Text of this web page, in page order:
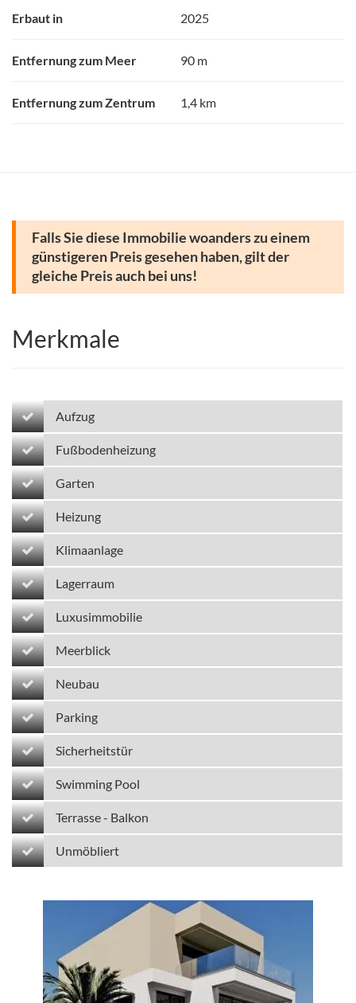
Erbaut in 2025
Entfernung zum Meer 90 m
Entfernung zum Zentrum 1,4 km
Falls Sie diese Immobilie woanders zu einem
günstigeren Preis gesehen haben, gilt der
gleiche Preis auch bei uns!
Merkmale
Aufzug
Fußbodenheizung
Garten
Heizung
Klimaanlage
Lagerraum
Luxusimmobilie
Meerblick
Neubau
Parking
Sicherheitstür
Swimming Pool
Terrasse - Balkon
Unmöbliert